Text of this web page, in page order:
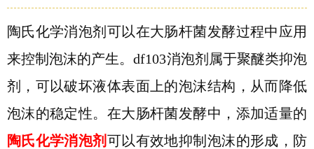
陶氏化学消泡剂可以在大肠杆菌发酵过程中应用
来控制泡沫的产生。df103消泡剂 属于聚醚类抑泡
剂
，可以破坏液体表面上的泡沫结构，从而降低
泡沫的稳定性。在大肠杆菌发酵中，添加适量的
陶氏化学消泡剂 可以有效地抑制泡沫的形成，防